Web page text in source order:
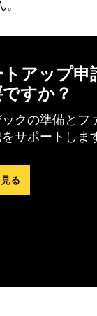
アップ申
すか？
ックの準備とフ
サポートしま
る